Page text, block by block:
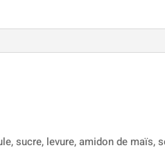
sucre, levure, amidon de maïs,